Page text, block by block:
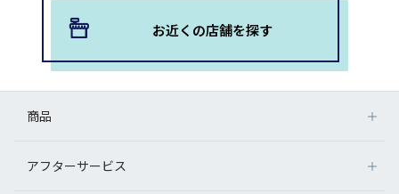
お近くの店舗を探す
商品
アフターサービス